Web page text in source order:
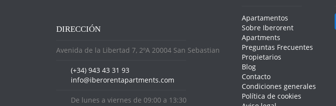
DIRECCIÓN
Avenida de la Libertad 7, 2ºA 20004 San Sebastian
(+34) 943 43 31 93
info@iberorentapartments.com
De lunes a viernes de 09:00 a 13:30
Apartamentos
Sobre Iberorent
Apartments
Preguntas Frecuentes
Propietarios
Blog
Contacto
Condiciones generales
Política de cookies